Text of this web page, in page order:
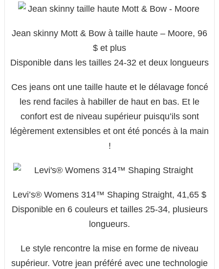
Jean skinny Mott & Bow à taille haute – Moore, 96
$ et plus
Disponible dans les tailles 24-32 et deux longueurs
Ces jeans ont une taille haute et le délavage foncé
les rend faciles à habiller de haut en bas. Et le
confort est de niveau supérieur puisqu’ils sont
légèrement extensibles et ont été poncés à la main
!
Levi’s® Womens 314™ Shaping Straight, 41,65 $
Disponible en 6 couleurs et tailles 25-34, plusieurs
longueurs.
Le style rencontre la mise en forme de niveau
supérieur. Votre jean préféré avec une technologie